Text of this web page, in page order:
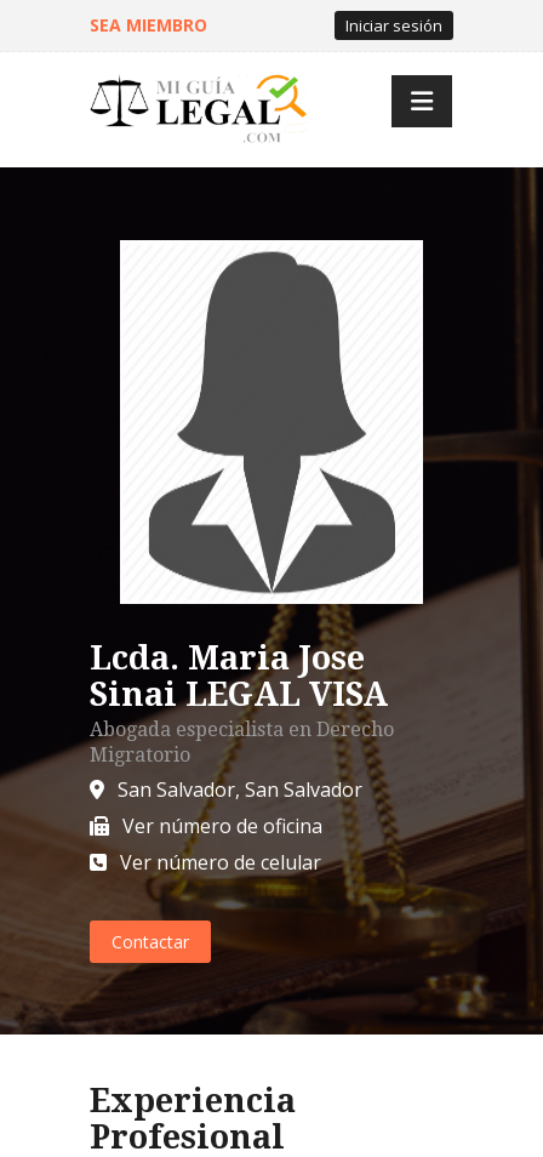
SEA MIEMBRO Iniciar sesión
Lcda. Maria Jose
Sinai LEGAL VISA
Abogada especialista en Derecho
Migratorio
San Salvador, San Salvador
Ver número de oficina
Ver número de celular
Contactar
Experiencia
Profesional